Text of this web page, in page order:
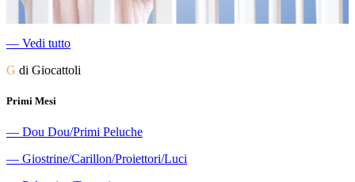
― Vedi tutto
G di Giocattoli
Primi Mesi
― Dou Dou/Primi Peluche
― Giostrine/Carillon/Proiettori/Luci